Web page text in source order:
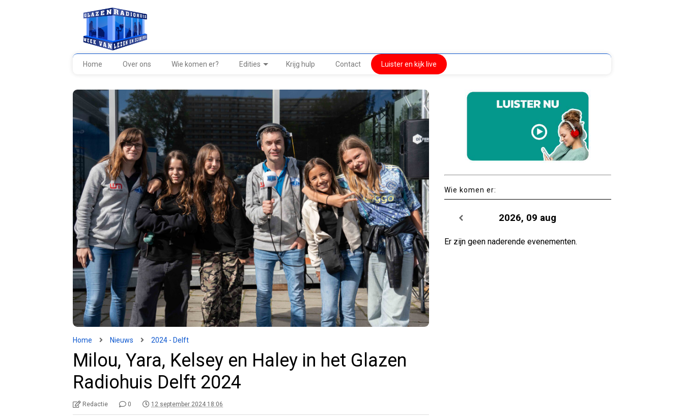
Home Over ons Wie komen er? Edities Krijg hulp Contact Luister en kijk live
Home Nieuws 2024 - Delft
Milou, Yara, Kelsey en Haley in het Glazen
Radiohuis Delft 2024
Redactie 0 12 september 2024 18:06
Wie komen er:
2026, 09 aug
Er zijn geen naderende evenementen.